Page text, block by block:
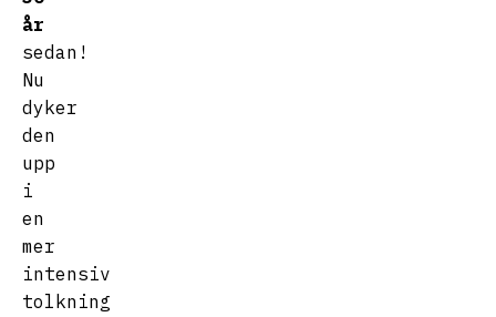
år
sedan!
Nu
dyker
den
upp
i
en
mer
intensiv
tolkning